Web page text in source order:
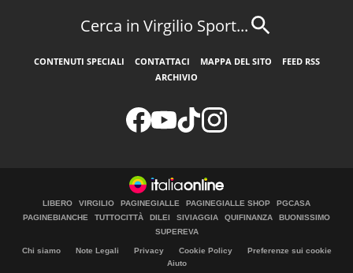
Cerca in Virgilio Sport...
CONTENUTI SPECIALI CONTATTACI MAPPA DEL SITO
FEED RSS
ARCHIVIO
LIBERO VIRGILIO PAGINEGIALLE PAGINEGIALLE SHOP
PGCASA
PAGINEBIANCHE
TUTTOCITTÀ DILEI SIVIAGGIA QUIFINANZA
BUONISSIMO
SUPEREVA
Chi siamo Note Legali Privacy Cookie Policy
Preferenze sui cookie
Aiuto